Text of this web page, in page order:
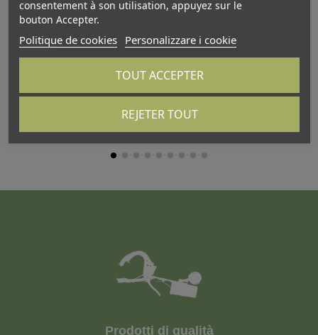
ATTALINK-3A
Prodotti di qualità
consentement à son utilisation, appuyez sur le
bouton Accepter.
Politique de cookies Personalizzare i cookie
REJETER TOUT
TOUT ACCEPTER